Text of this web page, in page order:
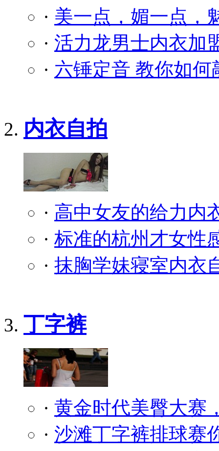
· 美一点，媚一点，
· 活力龙男士内衣加
· 六锤定音 教你如何
内衣自拍
· 高中女友的给力内
· 标准的杭州才女性
· 抹胸学妹寝室内衣
丁字裤
· 黄金时代美臀大赛
· 沙滩丁字裤排球赛